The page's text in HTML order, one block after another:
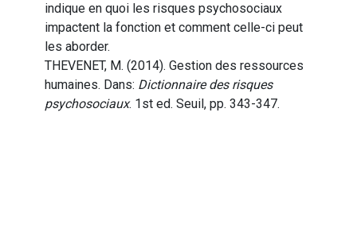
indique en quoi les risques psychosociaux
impactent la fonction et comment celle-ci peut
les aborder.
THEVENET, M. (2014). Gestion des ressources
humaines. Dans: Dictionnaire des risques
psychosociaux. 1st ed. Seuil, pp. 343-347.